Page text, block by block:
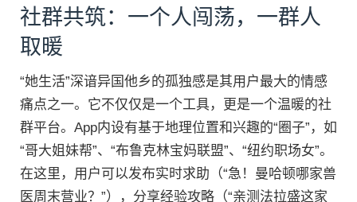
社群共筑：一个人闯荡，一群人
取暖
“她生活”深谙异国他乡的孤独感是其用户最大的情感
痛点之一。它不仅仅是一个工具，更是一个温暖的社
群平台。App内设有基于地理位置和兴趣的“圈子”，如
“哥大姐妹帮”、“布鲁克林宝妈联盟”、“纽约职场女”。
在这里，用户可以发布实时求助（“急！曼哈顿哪家兽
医周末营业？”），分享经验攻略（“亲测法拉盛这家